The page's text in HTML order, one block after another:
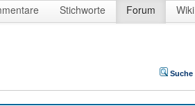
Stichworte Forum Wiki
Suche